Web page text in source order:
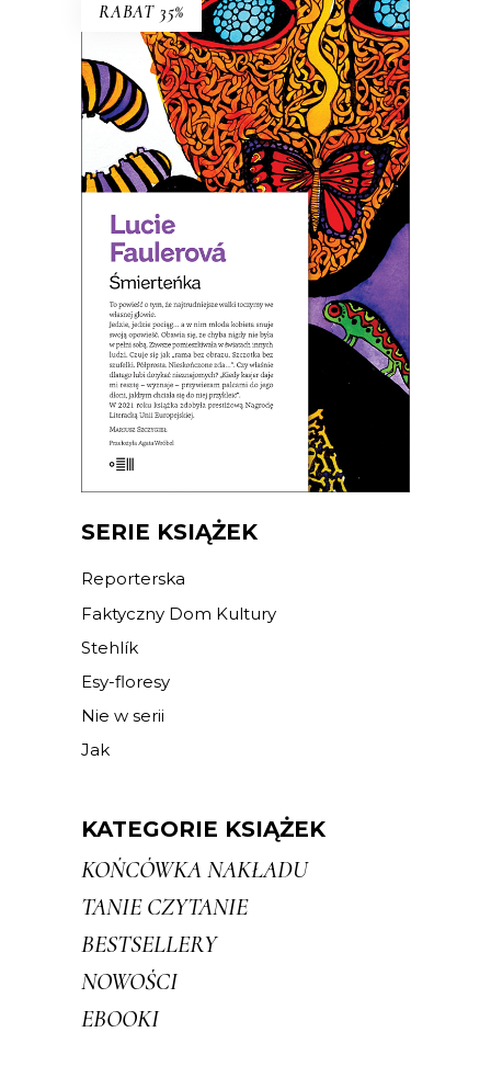
RABAT 35%
E-BOOK DO KOSZYKA
ŚMIERTEŃKA
To powieść o tym, że najtrudniejsze
walki toczymy we własnej głowie.
43.00zł 27.95zł
KSIĄŻKA DO KOSZYKA
SERIE KSIĄŻEK
Reporterska
Faktyczny Dom Kultury
Stehlík
Esy-floresy
Nie w serii
Jak
KATEGORIE KSIĄŻEK
KOŃCÓWKA NAKŁADU
TANIE CZYTANIE
BESTSELLERY
NOWOŚCI
EBOOKI